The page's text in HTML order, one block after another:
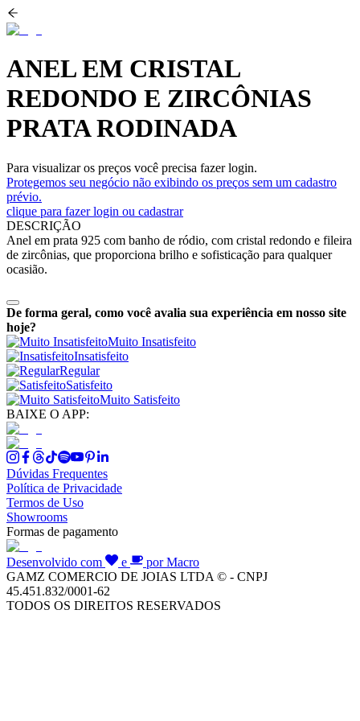
ANEL EM CRISTAL
REDONDO E ZIRCÔNIAS
PRATA RODINADA
Para visualizar os preços você precisa fazer login.
Protegemos seu negócio não exibindo os preços sem um cadastro
prévio.
clique para fazer login ou cadastrar
DESCRIÇÃO
Anel em prata 925 com banho de ródio, com cristal redondo e fileira
de zircônias, que proporciona brilho e sofisticação para qualquer
ocasião.
De forma geral, como você avalia sua experiência em nosso site
hoje?
Muito Insatisfeito
Insatisfeito
Regular
Satisfeito
Muito Satisfeito
BAIXE O APP:
Dúvidas Frequentes
Política de Privacidade
Termos de Uso
Showrooms
Formas de pagamento
Desenvolvido com e
por Macro
GAMZ COMERCIO DE JOIAS LTDA © - CNPJ
45.451.832/0001-62
TODOS OS DIREITOS RESERVADOS